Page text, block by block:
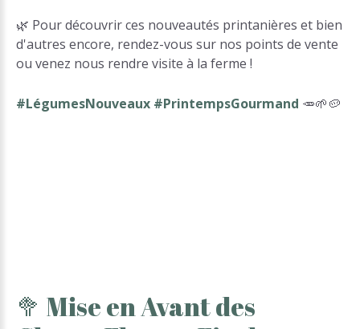
🌿 Pour découvrir ces nouveautés printanières et bien
d'autres encore, rendez-vous sur nos points de vente
ou venez nous rendre visite à la ferme !
#LégumesNouveaux #PrintempsGourmand 🥕🌱🥔
🥦 MiseenAvantdes